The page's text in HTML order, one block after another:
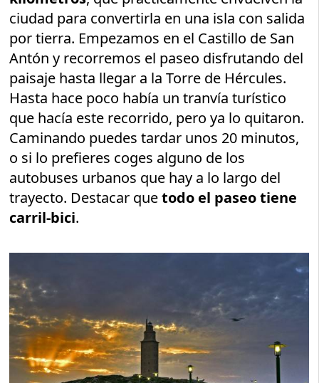
ciudad para convertirla en una isla con salida
por tierra. Empezamos en el Castillo de San
Antón y recorremos el paseo disfrutando del
paisaje hasta llegar a la Torre de Hércules.
Hasta hace poco había un tranvía turístico
que hacía este recorrido, pero ya lo quitaron.
Caminando puedes tardar unos 20 minutos,
o si lo prefieres coges alguno de los
autobuses urbanos que hay a lo largo del
trayecto. Destacar quetodo el paseo tiene
carril-bici.